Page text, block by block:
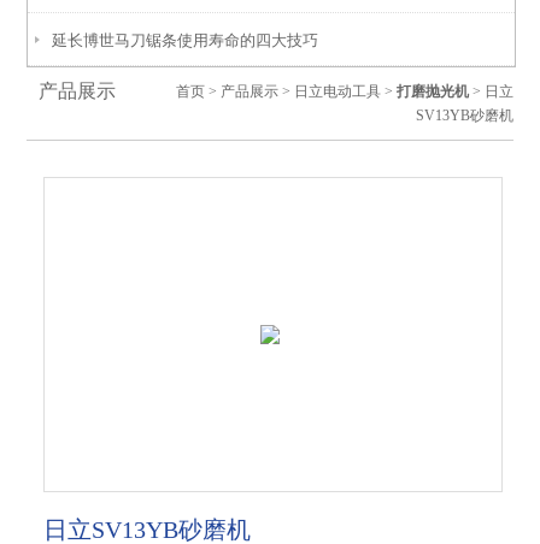
延长博世马刀锯条使用寿命的四大技巧
产品展示 首页> 产品展示> 日立电动工具> 打磨抛光机> 日立
SV13YB砂磨机
日立SV13YB砂磨机